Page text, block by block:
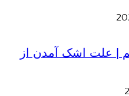
| علت اشک آمدن از